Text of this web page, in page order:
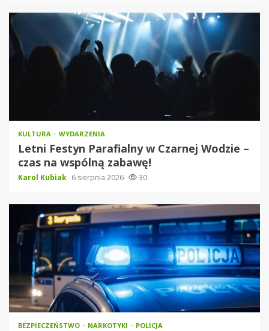
KULTURA WYDARZENIA
Letni Festyn Parafialny w Czarnej Wodzie –
czas na wspólną zabawę!
Karol Kubiak 6 sierpnia 2026 30
BEZPIECZEŃSTWO NARKOTYKI POLICJA